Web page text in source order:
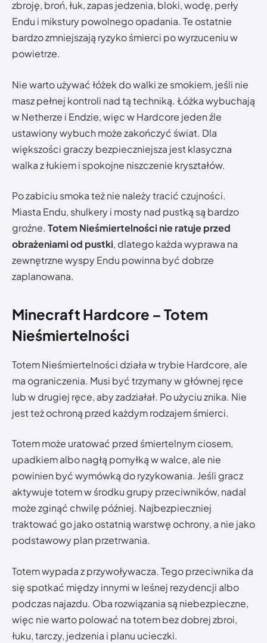
zbroję, broń, łuk, zapas jedzenia, bloki, wodę, perły
Endu i mikstury powolnego opadania. Te ostatnie
bardzo zmniejszają ryzyko śmierci po wyrzuceniu w
powietrze.
Nie warto używać łóżek do walki ze smokiem, jeśli nie
masz pełnej kontroli nad tą techniką. Łóżka wybuchają
w Netherze i Endzie, więc w Hardcore jeden źle
ustawiony wybuch może zakończyć świat. Dla
większości graczy bezpieczniejsza jest klasyczna
walka z łukiem i spokojne niszczenie kryształów.
Po zabiciu smoka też nie należy tracić czujności.
Miasta Endu, shulkery i mosty nad pustką są bardzo
groźne. Totem Nieśmiertelności nie ratuje przed
obrażeniami od pustki, dlatego każda wyprawa na
zewnętrzne wyspy Endu powinna być dobrze
zaplanowana.
Minecraft Hardcore – Totem
Nieśmiertelności
Totem Nieśmiertelności działa w trybie Hardcore, ale
ma ograniczenia. Musi być trzymany w głównej ręce
lub w drugiej ręce, aby zadziałał. Po użyciu znika. Nie
jest też ochroną przed każdym rodzajem śmierci.
Totem może uratować przed śmiertelnym ciosem,
upadkiem albo nagłą pomyłką w walce, ale nie
powinien być wymówką do ryzykowania. Jeśli gracz
aktywuje totem w środku grupy przeciwników, nadal
może zginąć chwilę później. Najbezpieczniej
traktować go jako ostatnią warstwę ochrony, a nie jako
podstawowy plan przetrwania.
Totem wypada z przywoływacza. Tego przeciwnika da
się spotkać między innymi w leśnej rezydencji albo
podczas najazdu. Oba rozwiązania są niebezpieczne,
więc nie warto polować na totem bez dobrej zbroi,
łuku, tarczy, jedzenia i planu ucieczki.